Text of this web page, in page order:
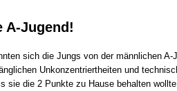
A-Jugend!
sich die Jungs von der männlichen
Unkonzentriertheiten und
sie die 2 Punkte zu Hause behalten